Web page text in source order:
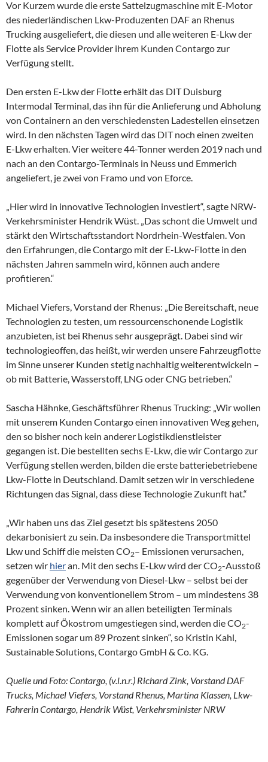
Vor Kurzem wurde die erste Sattelzugmaschine mit E-Motor
des niederländischen Lkw-Produzenten DAF an Rhenus
Trucking ausgeliefert, die diesen und alle weiteren E-Lkw der
Flotte als Service Provider ihrem Kunden Contargo zur
Verfügung stellt.
Den ersten E-Lkw der Flotte erhält das DIT Duisburg
Intermodal Terminal, das ihn für die Anlieferung und Abholung
von Containern an den verschiedensten Ladestellen einsetzen
wird. In den nächsten Tagen wird das DIT noch einen zweiten
E-Lkw erhalten. Vier weitere 44-Tonner werden 2019 nach und
nach an den Contargo-Terminals in Neuss und Emmerich
angeliefert, je zwei von Framo und von Eforce.
„Hier wird in innovative Technologien investiert“, sagte NRW-
Verkehrsminister Hendrik Wüst. „Das schont die Umwelt und
stärkt den Wirtschaftsstandort Nordrhein-Westfalen. Von
den Erfahrungen, die Contargo mit der E-Lkw-Flotte in den
nächsten Jahren sammeln wird, können auch andere
profitieren.“
Michael Viefers, Vorstand der Rhenus: „Die Bereitschaft, neue
Technologien zu testen, um ressourcenschonende Logistik
anzubieten, ist bei Rhenus sehr ausgeprägt. Dabei sind wir
technologieoffen, das heißt, wir werden unsere Fahrzeugflotte
im Sinne unserer Kunden stetig nachhaltig weiterentwickeln –
ob mit Batterie, Wasserstoff, LNG oder CNG betrieben.“
Sascha Hähnke, Geschäftsführer Rhenus Trucking: „Wir wollen
mit unserem Kunden Contargo einen innovativen Weg gehen,
den so bisher noch kein anderer Logistikdienstleister
gegangen ist. Die bestellten sechs E-Lkw, die wir Contargo zur
Verfügung stellen werden, bilden die erste batteriebetriebene
Lkw-Flotte in Deutschland. Damit setzen wir in verschiedene
Richtungen das Signal, dass diese Technologie Zukunft hat.“
„Wir haben uns das Ziel gesetzt bis spätestens 2050
dekarbonisiert zu sein. Da insbesondere die Transportmittel
Lkw und Schiff die meisten CO2– Emissionen verursachen,
setzen wir hieran. Mit den sechs E-Lkw wird der CO2-Ausstoß
gegenüber der Verwendung von Diesel-Lkw – selbst bei der
Verwendung von konventionellem Strom – um mindestens 38
Prozent sinken. Wenn wir an allen beteiligten Terminals
komplett auf Ökostrom umgestiegen sind, werden die CO2-
Emissionen sogar um 89 Prozent sinken“, so Kristin Kahl,
Sustainable Solutions, Contargo GmbH & Co. KG.
Quelle und Foto: Contargo, (v.l.n.r.) Richard Zink, Vorstand DAF
Trucks, Michael Viefers, Vorstand Rhenus, Martina Klassen, Lkw-
Fahrerin Contargo, Hendrik Wüst, Verkehrsminister NRW